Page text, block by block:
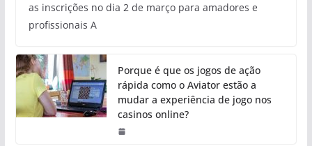
as inscrições no dia 2 de março para amadores e
profissionais A
Porque é que os jogos de ação
rápida como o Aviator estão a
mudar a experiência de jogo nos
casinos online?